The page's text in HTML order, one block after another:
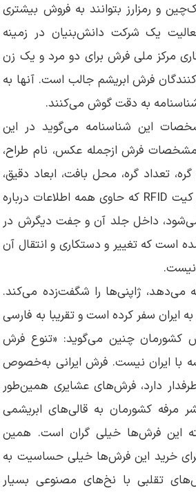
و رمز‌ارز بتوانند به فروش بیشتری
یک شرکت دانش‌بنیان در زمینه
مرکز ملی فرش برای دو مرد و یک زن
فرش ابریشم جالب است. آنها به
به دقت گوش می‌کنند.
این شناسنامه می‌گوید در این
فرش از‌جمله عکس، نام طراح،
گره، تعداد گره، محل بافت، ابعاد دقیق،
نوع نخ به‌کار رفته و‌... از کیت RFID که حاوی همه اطلاعات درباره
داخل جلد آن و جفت دیگرش در
است که تغییر و دستکاری و انتقال آن
نیست.
می‌دهد، ‌ژاپنی‌ها را شگفت‌زده می‌کند.
ایران سفر کرده است و تقریبا به فارسی
کشورمان چنین می‌گوید: «تنوع فرش
با ایران نیست. فرش ایرانی به‌خصوص
دارد، فرش‌های عشایری همین‌طور
مرفه کشورمان به قالی‌های ابریشمی
این فرش‌ها خیلی گران است. همین
خرید این فرش‌ها خیلی حساسیت به
تقلبی با نخ‌های مصنوعی بسیار